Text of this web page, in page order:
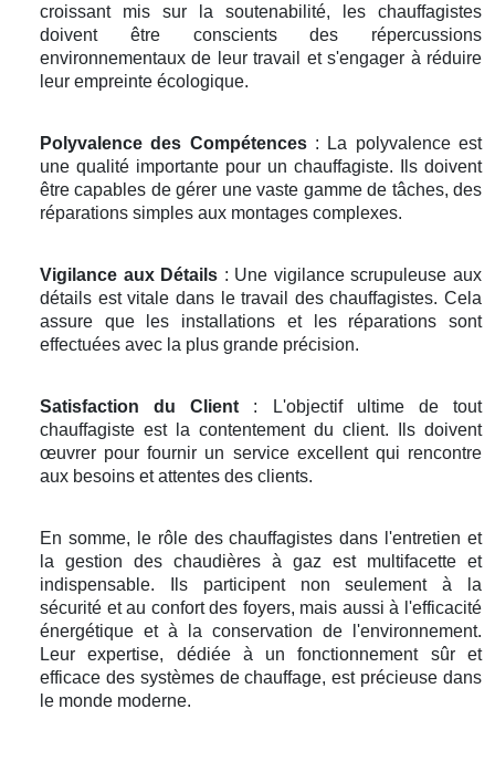
croissant mis sur la soutenabilité, les chauffagistes
doivent être conscients des répercussions
environnementaux de leur travail et s'engager à réduire
leur empreinte écologique.
Polyvalence des Compétences: La polyvalence est
une qualité importante pour un chauffagiste. Ils doivent
être capables de gérer une vaste gamme de tâches, des
réparations simples aux montages complexes.
Vigilance aux Détails : Une vigilance scrupuleuse aux
détails est vitale dans le travail des chauffagistes. Cela
assure que les installations et les réparations sont
effectuées avec la plus grande précision.
Satisfaction du Client: L'objectif ultime de tout
chauffagiste est la contentement du client. Ils doivent
œuvrer pour fournir un service excellent qui rencontre
aux besoins et attentes des clients.
En somme, le rôle des chauffagistes dans l'entretien et
la gestion des chaudières à gaz est multifacette et
indispensable. Ils participent non seulement à la
sécurité et au confort des foyers, mais aussi à l'efficacité
énergétique et à la conservation de l'environnement.
Leur expertise, dédiée à un fonctionnement sûr et
efficace des systèmes de chauffage, est précieuse dans
le monde moderne.